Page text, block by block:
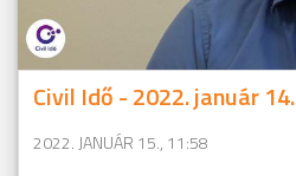
Civil Idő - 2022. január 14.
2022. JANUÁR 15., 11:58